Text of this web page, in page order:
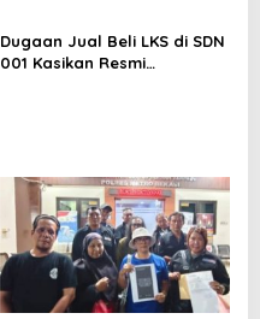
Pelapor Desak Polda Jambi
Segera Lakukan Penahanan
Dugaan Jual Beli LKS di SDN
001 Kasikan Resmi